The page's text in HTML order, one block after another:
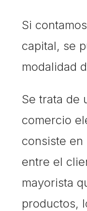
Si
capital, se
modalidad
Se trata de
comercio
consiste
entre el
mayorista
productos,